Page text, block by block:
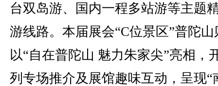
台双岛游、国内一程多站游等主题
游线路。本届展会“C位景区”普陀山
以“自在普陀山 魅力朱家尖”亮相，
列专场推介及展馆趣味互动，呈现“